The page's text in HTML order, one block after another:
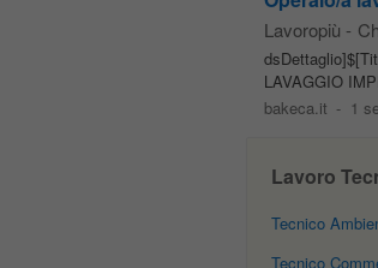
Lavoropiù -
LAVAGGIO
bakeca.it - 1
Lavoro
Tecnico
Tecnico